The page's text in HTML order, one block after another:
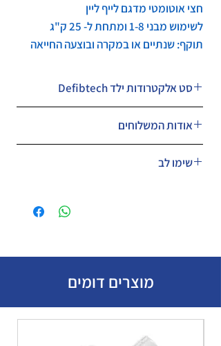
חצי אוטומטי מדגם לייף ליין
לשימוש מבני 1-8 ומתחת ל- 25 ק"ג
תוקף: שנתיים או במקרה ובוצעה החייאה
Defibtech סט אלקטרודות ילד
אודות המשלוחים
ניתן לבחור במעמד הקנייה דואר שליחים
שימו לב
מוצרים דומים